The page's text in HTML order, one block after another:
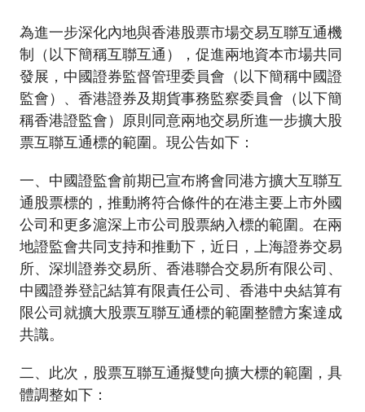
新聞稿及公布
加入本會
為進一步深化內地與香港股票市場交易互聯互通機
制（以下簡稱互聯互通），促進兩地資本市場共同
發展，中國證券監督管理委員會（以下簡稱中國證
監會）、香港證券及期貨事務監察委員會（以下簡
稱香港證監會）原則同意兩地交易所進一步擴大股
票互聯互通標的範圍。現公告如下：
一、中國證監會前期已宣布將會同港方擴大互聯互
通股票標的，推動將符合條件的在港主要上市外國
公司和更多滬深上市公司股票納入標的範圍。在兩
地證監會共同支持和推動下，近日，上海證券交易
所、深圳證券交易所、香港聯合交易所有限公司、
中國證券登記結算有限責任公司、香港中央結算有
限公司就擴大股票互聯互通標的範圍整體方案達成
共識。
二、此次，股票互聯互通擬雙向擴大標的範圍，具
體調整如下：